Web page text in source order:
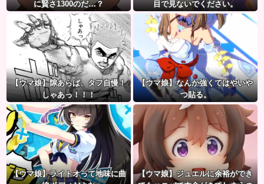
に賢さ1300のだ…？
目で見ないでください。
【ウマ娘】隙あらば、タフ自慢！
しゃあっ！！！
【ウマ娘】なんか強くてはやいや
つ貼る。
【ウマ娘】ライトオって地味に曲
【ウマ娘】ジュエルに余裕ができ